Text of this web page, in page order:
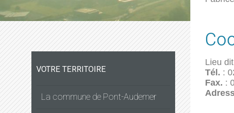
VOTRE TERRITOIRE
La commune de Pont-Audemer
Lieu
Tél. :
Fax. :